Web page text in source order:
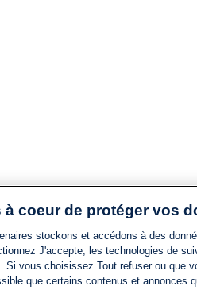
à coeur de protéger vos
stockons et accédons à des
J'accepte, les technologies de
Si vous choisissez Tout refuser ou
que certains contenus et annonces